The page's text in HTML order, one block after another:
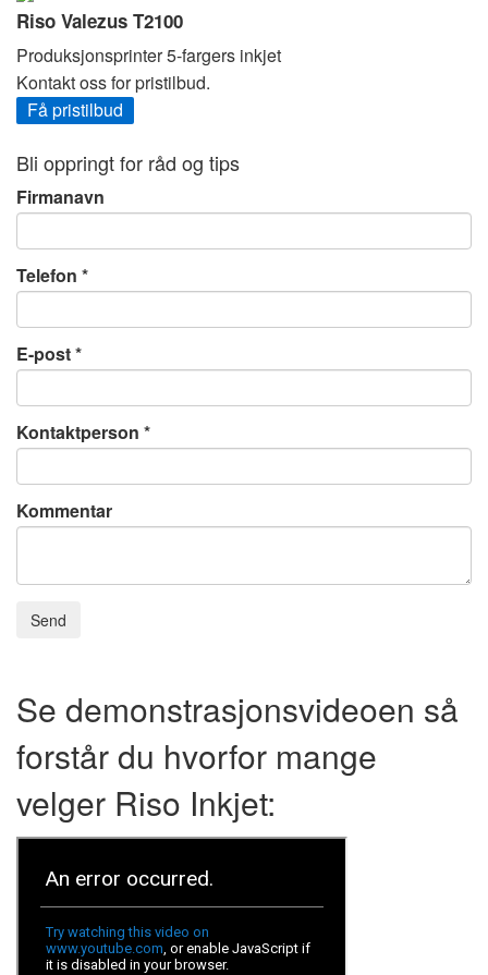
Riso Valezus T2100
Produksjonsprinter 5-fargers inkjet
Kontakt oss for pristilbud.
Få pristilbud
Bli oppringt for råd og tips
Firmanavn
Telefon
E-post
Kontaktperson
Kommentar
Send
Se demonstrasjonsvideoen så
forstår du hvorfor mange
velger Riso Inkjet: